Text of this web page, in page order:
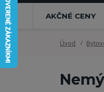
AKČNÉ CENY
Úvod